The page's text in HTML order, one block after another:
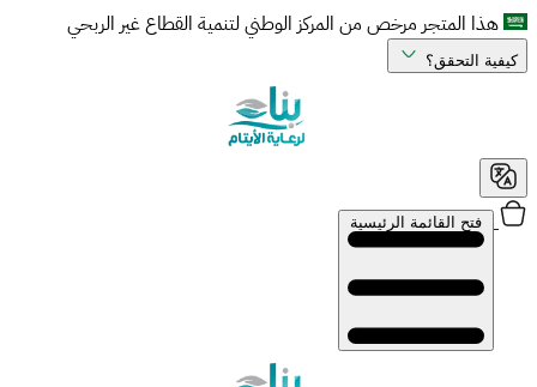
هذا المتجر مرخص من المركز الوطني لتنمية القطاع غير الربحي
كيفية التحقق؟
فتح القائمة الرئيسية